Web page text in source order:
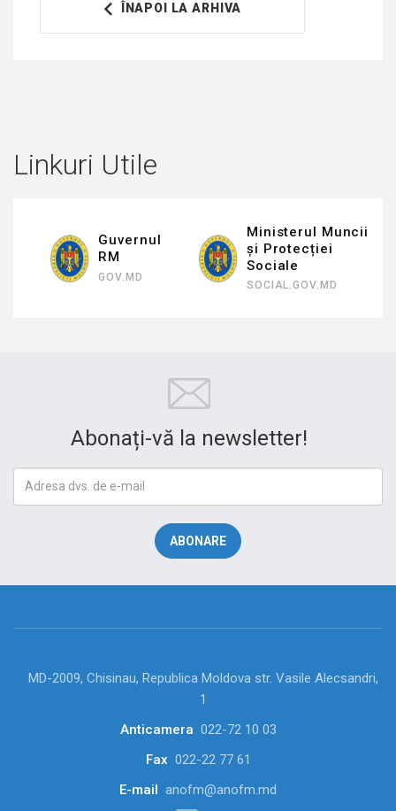
ÎNAPOI LA ARHIVA
Linkuri Utile
Guvernul
RM
GOV.MD
Ministerul Muncii
și Protecției
Sociale
SOCIAL.GOV.MD
Abonați-vă la newsletter!
MD-2009, Chisinau, Republica Moldova str. Vasile Alecsandri,
1
Anticamera 022-72 10 03
Fax 022-22 77 61
E-mail
anofm@anofm.md